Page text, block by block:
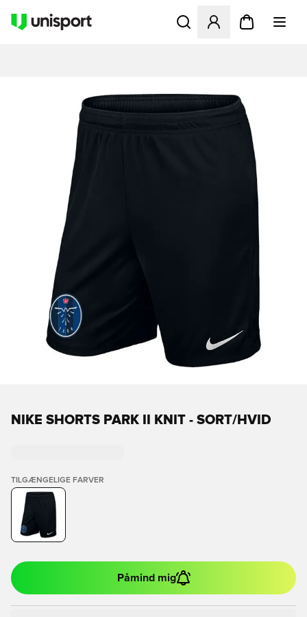
Åbner en Modal til at
NIKE SHORTS PARK II KNIT - SORT/HVID
TILGÆNGELIGE FARVER
Påmind mig